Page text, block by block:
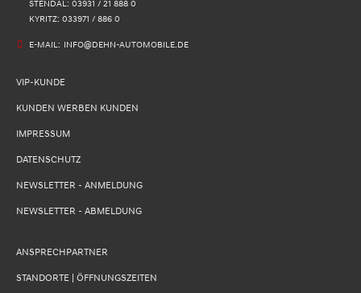
STENDAL: 03931 / 21 888 0
KYRITZ: 033971 / 886 0
E-MAIL: INFO@DEHN-AUTOMOBILE.DE
VIP-KUNDE
KUNDEN WERBEN KUNDEN
IMPRESSUM
DATENSCHUTZ
NEWSLETTER - ANMELDUNG
NEWSLETTER - ABMELDUNG
ANSPRECHPARTNER
STANDORTE | ÖFFNUNGSZEITEN